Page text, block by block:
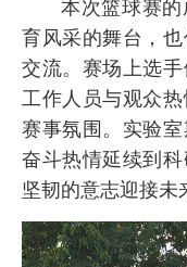
本次篮球赛
育风采的舞台，
交流。赛场上选
工作人员与观众
赛事氛围。实验
奋斗热情延续到
坚韧的意志迎接未